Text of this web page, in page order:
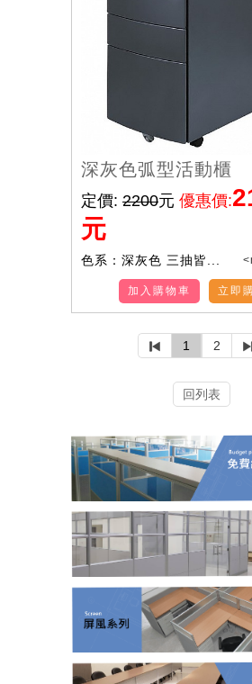
深灰色弧型活動櫃
定價: 2200元 優惠價:
元
色系：深灰色 三抽皆...
立即
加入購物車
1 2
回列表